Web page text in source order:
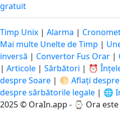
gratuit
Timp Unix | Alarma |
Mai multe Unelte de Timp |
inversă | Convertor Fus Orar |
| Articole | Sărbători | ⏰
despre Soare | 🌕 Aflați
despre sărbătorile legale | 🌐
2025 © OraIn.app - ⌚ Ora